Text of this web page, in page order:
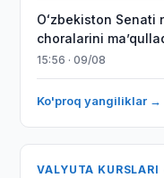
Oʻzbekiston
choralarini
15:56 · 09/08
Ko'proq yangiliklar →
VALYUTA